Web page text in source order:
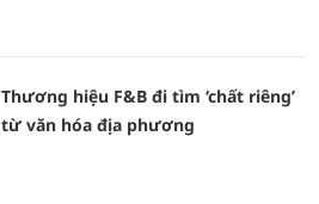
Thương hiệu F&B đi tìm ‘chất riêng’
từ văn hóa địa phương